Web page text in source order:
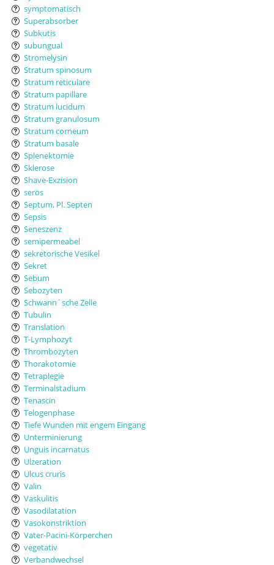
symptomatisch
Superabsorber
Subkutis
subungual
Stromelysin
Stratum spinosum
Stratum reticulare
Stratum papillare
Stratum lucidum
Stratum granulosum
Stratum corneum
Stratum basale
Splenektomie
Sklerose
Shave-Exzision
serös
Septum, Pl. Septen
Sepsis
Seneszenz
semipermeabel
sekretorische Vesikel
Sekret
Sebum
Sebozyten
Schwann´sche Zelle
Tubulin
Translation
T-Lymphozyt
Thrombozyten
Thorakotomie
Tetraplegie
Terminalstadium
Tenascin
Telogenphase
Tiefe Wunden mit engem Eingang
Unterminierung
Unguis incarnatus
Ulzeration
Ulcus cruris
Valin
Vaskulitis
Vasodilatation
Vasokonstriktion
Vater-Pacini-Körperchen
vegetativ
Verbandwechsel